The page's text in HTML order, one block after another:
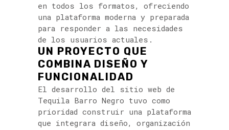
en todos los formatos, ofreciendo
una plataforma moderna y preparada
para responder a las necesidades
de los usuarios actuales.
UN PROYECTO QUE
COMBINA DISEÑO Y
FUNCIONALIDAD
El desarrollo del sitio web de
Tequila Barro Negro tuvo como
prioridad construir una plataforma
que integrara diseño, organización